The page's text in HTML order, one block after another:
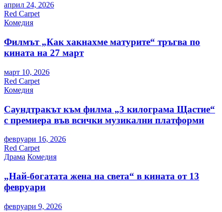
април 24, 2026
Red Carpet
Комедия
Филмът „Как хакнахме матурите“ тръгва по
кината на 27 март
март 10, 2026
Red Carpet
Комедия
Саундтракът към филма „3 килограма Щастие“
с премиера във всички музикални платформи
февруари 16, 2026
Red Carpet
Драма Комедия
„Най-богатата жена на света“ в кината от 13
февруари
февруари 9, 2026